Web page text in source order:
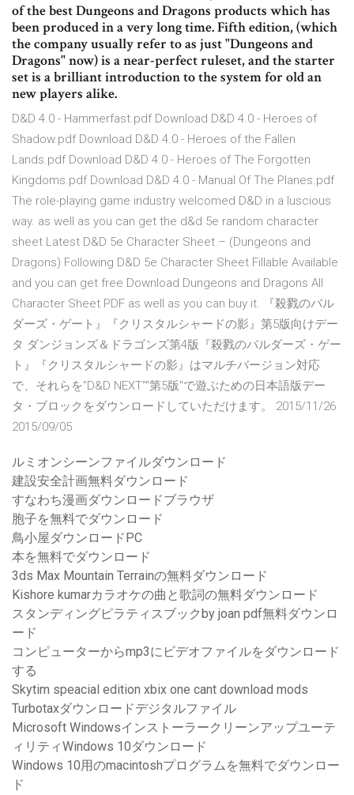
of the best Dungeons and Dragons products which has
been produced in a very long time. Fifth edition, (which
the company usually refer to as just "Dungeons and
Dragons" now) is a near-perfect ruleset, and the starter
set is a brilliant introduction to the system for old an
new players alike.
D&D 4.0 - Hammerfast.pdf Download D&D 4.0 - Heroes of
Shadow.pdf Download D&D 4.0 - Heroes of the Fallen
Lands.pdf Download D&D 4.0 - Heroes of The Forgotten
Kingdoms.pdf Download D&D 4.0 - Manual Of The Planes.pdf
The role-playing game industry welcomed D&D in a luscious
way. as well as you can get the d&d 5e random character
sheet Latest D&D 5e Character Sheet – (Dungeons and
Dragons) Following D&D 5e Character Sheet Fillable Available
and you can get free Download Dungeons and Dragons All
Character Sheet PDF as well as you can buy it. 『殺戮のバル
ダーズ・ゲート』『クリスタルシャードの影』第5版向けデー
タ ダンジョンズ＆ドラゴンズ第4版『殺戮のバルダーズ・ゲー
ト』『クリスタルシャードの影』はマルチバージョン対応
で、それらを"D&D NEXT""第5版"で遊ぶための日本語版デー
タ・ブロックをダウンロードしていただけます。 2015/11/26
2015/09/05
ルミオンシーンファイルダウンロード
建設安全計画無料ダウンロード
すなわち漫画ダウンロードブラウザ
胞子を無料でダウンロード
鳥小屋ダウンロードPC
本を無料でダウンロード
3ds Max Mountain Terrainの無料ダウンロード
Kishore kumarカラオケの曲と歌詞の無料ダウンロード
スタンディングピラティスブックby joan pdf無料ダウンロ
ード
コンピューターからmp3にビデオファイルをダウンロード
する
Skytim speacial edition xbix one cant download mods
Turbotaxダウンロードデジタルファイル
Microsoft Windowsインストーラークリーンアップユーテ
ィリティWindows 10ダウンロード
Windows 10用のmacintoshプログラムを無料でダウンロー
ド